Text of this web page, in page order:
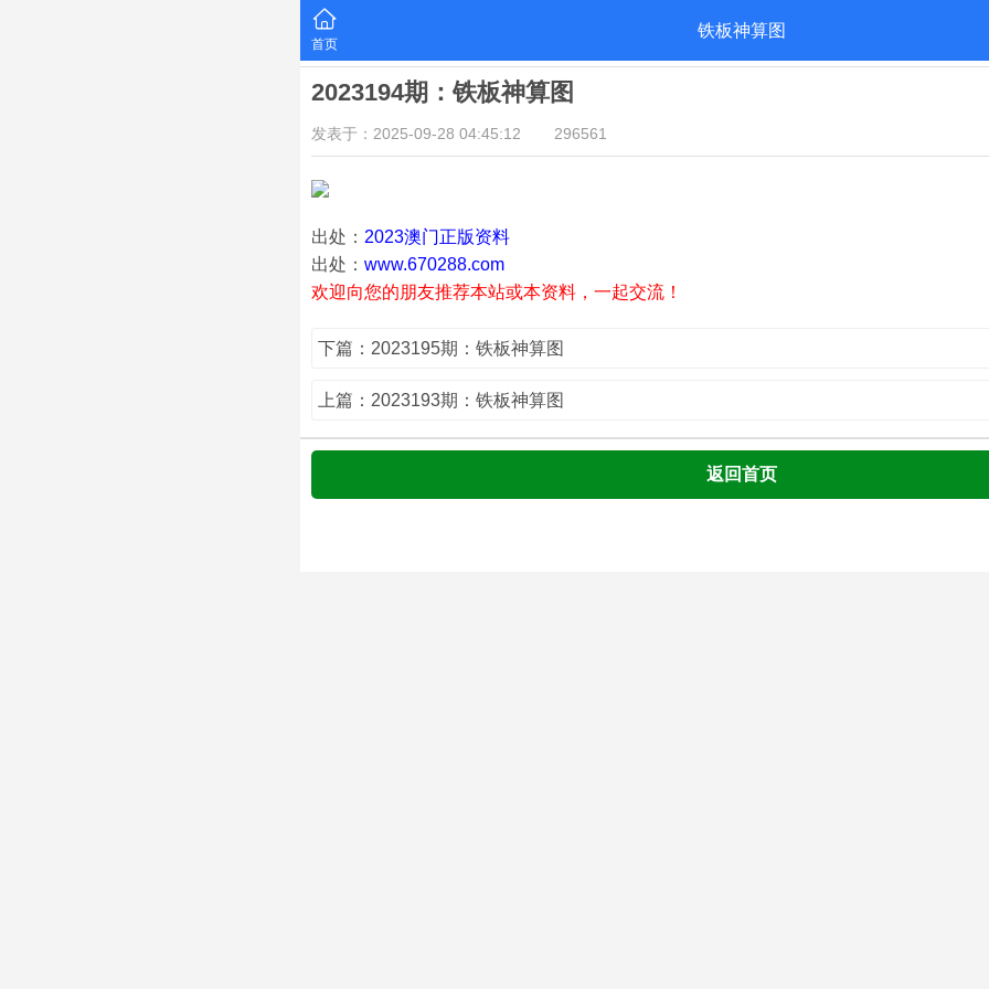
首页
铁板神算图
2023194期：铁板神算图
发表于：2025-09-28 04:45:12 296561
出处： 2023澳门正版资料
出处： www.670288.com
欢迎向您的朋友推荐本站或本资料，一起交流！
下篇：2023195期：铁板神算图
上篇：2023193期：铁板神算图
返回首页